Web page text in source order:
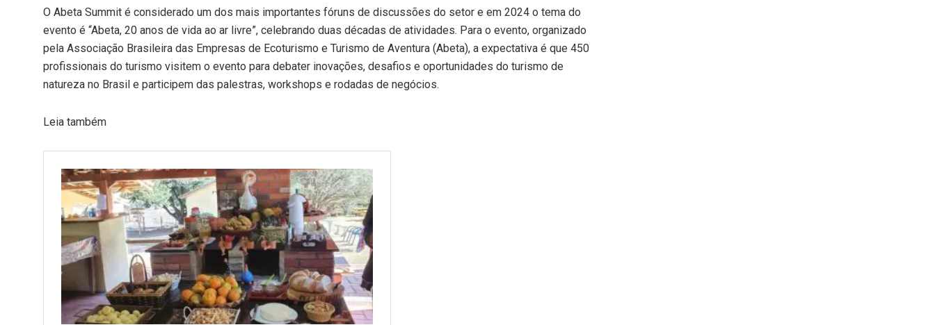
O Abeta Summit é considerado um dos mais importantes fóruns de discussões do setor e em 2024 o tema do
evento é “Abeta, 20 anos de vida ao ar livre”, celebrando duas décadas de atividades. Para o evento, organizado
pela Associação Brasileira das Empresas de Ecoturismo e Turismo de Aventura (Abeta), a expectativa é que 450
profissionais do turismo visitem o evento para debater inovações, desafios e oportunidades do turismo de
natureza no Brasil e participem das palestras, workshops e rodadas de negócios.
Leia também